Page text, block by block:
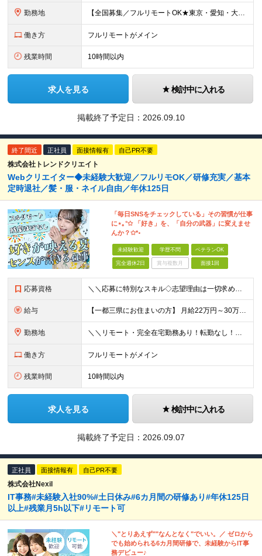
勤務地 【全国募集／フルリモートOK★東京・愛知・大阪・福岡で積極採用中】 在宅勤務、または関東（東京）または中部（名古屋）、関西（大阪）九州（福岡）のプロジェクト先 ★フルリモート可（通勤不要） ★あなた
働き方 フルリモートがメイン
残業時間 10時間以内
求人を見る 検討中に入れる
掲載終了予定日： 2026.09.10
終了間近 正社員 面接情報有 自己PR不要
株式会社トレンドクリエイト
Webクリエイター◆未経験大歓迎／フルリモOK／研修充実／基本
定時退社／髪・服・ネイル自由／年休125日
「毎日SNSをチェックしている」その習慣が仕事
に⋆｡°✩ 「好き」を、「自分の武器」に変えませ
んか？✩*॰
未経験歓迎 学歴不問 ベテランOK
完全週休2日 賞与複数月 面接1回
応募資格 ＼＼応募に特別なスキル◇志望理由は一切求めません！／／ 学歴不問◇職種・業種未経験歓迎◇面接は1回のみ！ ☆10名以上の仲間を大募集！ 未経験・第二新卒・はじめての正社員も大歓迎！ 「SNSが好き
給与 【一都三県にお住まいの方】 月給22万円～30万円+インセンティブ ※経験・能力を考慮して決定。経験がある場合は、スキルに応じた月給額でスタートします。 ※上記には固定残業代（10時間分／15,000
勤務地 ＼＼リモート・完全在宅勤務あり！転勤なし！／／ ★47都道府県の好きな地域で働けます◎ ★本社は渋谷駅徒歩5分の好立地です！ □リモート・フルリモートも選択可能です！ └将来的には「お気に入りのカフ
働き方 フルリモートがメイン
残業時間 10時間以内
求人を見る 検討中に入れる
掲載終了予定日： 2026.09.07
正社員 面接情報有 自己PR不要
株式会社Nexil
IT事務#未経験入社90%#土日休み#6カ月間の研修あり#年休125日
以上#残業月5h以下#リモート可
＼"とりあえず""なんとなく"でいい。／ ゼロから
でも始められる6カ月間研修で、未経験からIT事
務デビュー♪